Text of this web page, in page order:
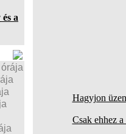
a
órája
Hagyjon
Csak ehhez